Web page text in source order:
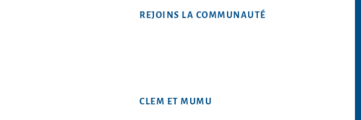
REJOINS LA COMMUNAUTÉ
CLEM ET MUMU